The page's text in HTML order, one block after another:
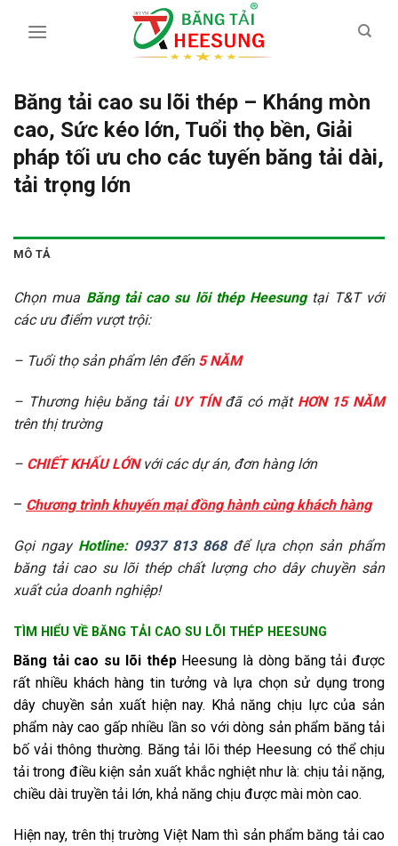
Băng tải cao su lõi thép – Kháng mòn
cao, Sức kéo lớn, Tuổi thọ bền, Giải
pháp tối ưu cho các tuyến băng tải dài,
tải trọng lớn
MÔ TẢ
Chọn mua Băng tải cao su lõi thép Heesungtại T&T với
các ưu điểm vượt trội:
– Tuổi thọ sản phẩm lên đến5 NĂM
– Thương hiệu băng tải UY TÍNđã có mặt HƠN 15 NĂM
trên thị trường
– CHIẾT KHẤU LỚNvới các dự án, đơn hàng lớn
– Chương trình khuyến mại đồng hành cùng khách hàng
Gọi ngay Hotline: 0937 813 868để lựa chọn sản phẩm
băng tải cao su lõi thép chất lượng cho dây chuyền sản
xuất của doanh nghiệp!
TÌM HIỂU VỀ BĂNG TẢI CAO SU LÕI THÉP HEESUNG
Băng tải cao su lõi thépHeesung là dòng băng tải được
rất nhiều khách hàng tin tưởng và lựa chọn sử dụng trong
dây chuyền sản xuất hiện nay. Khả năng chịu lực của sản
phẩm này cao gấp nhiều lần so với dòng sản phẩm băng tải
bố vải thông thường. Băng tải lõi thép Heesung có thể chịu
tải trong điều kiện sản xuất khắc nghiệt như là: chịu tải nặng,
chiều dài truyền tải lớn, khả năng chịu được mài mòn cao.
Hiện nay, trên thị trường Việt Nam thì sản phẩm băng tải cao